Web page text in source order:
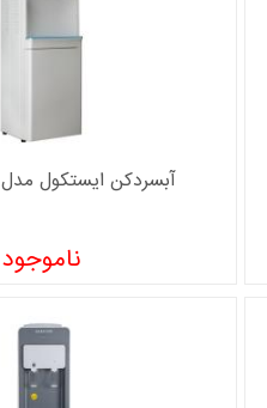
آبسردکن ايستکول مدل TM-CW409
ناموجود